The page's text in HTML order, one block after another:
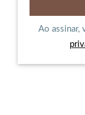
Ao assinar,